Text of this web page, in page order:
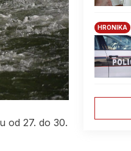
od 27. do 30.
HRONIKA